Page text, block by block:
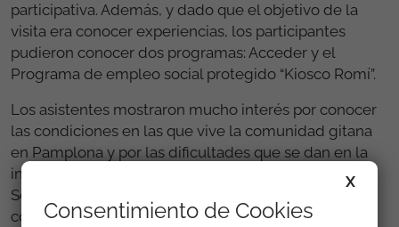
participativa. Además, y dado que el objetivo de la
visita era conocer experiencias, los participantes
pudieron conocer dos programas: Acceder y el
Programa de empleo social protegido “Kiosco Romí”.
Los asistentes mostraron mucho interés por conocer
las condiciones en las que vive la comunidad gitana
en Pamplona y por las dificultades que se dan en la
inserción laboral, así por cómo la Fundación
Secretariado Gitano trabaja en favor de esta
comunidad.
X
Consentimiento de Cookies